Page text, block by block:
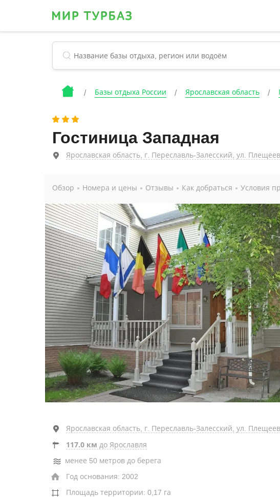
Базы отдыха России Ярославская область
Гостиница Западная
Ярославская область, г. Переславль-Залесский, ул.
Обзор Номера и цены Отзывы Как добраться Условия
Ярославская область, г. Переславль-Залесский, ул.
117.0 км до Ярославля
менее 50 метров до берега
Год основания: 2002
Площадь территории: 0,17 га